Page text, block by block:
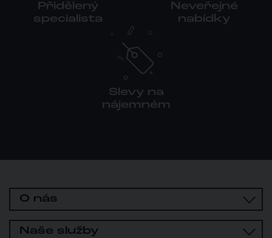
Přidělený
specialista
Neveřejné
nabídky
Slevy na
nájemném
O nás
Naše služby